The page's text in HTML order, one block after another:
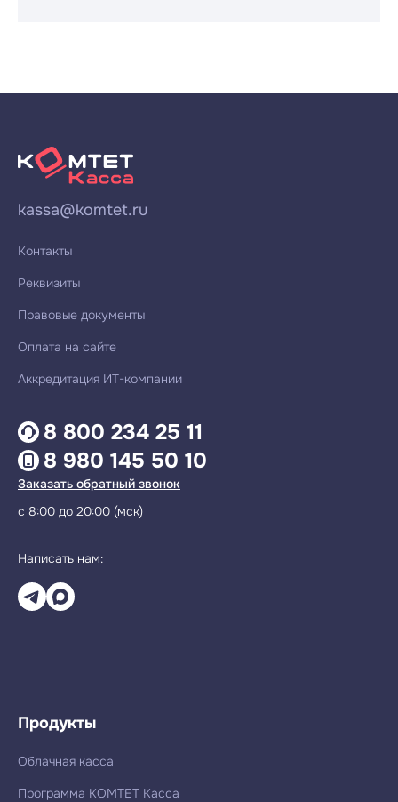
kassa@komtet.ru
Контакты
Реквизиты
Правовые документы
Оплата на сайте
Аккредитация ИТ-компании
8 800 234 25 11
8 980 145 50 10
Заказать обратный звонок
с 8:00 до 20:00 (мск)
Написать нам:
Продукты
Облачная касса
Программа КОМТЕТ Касса